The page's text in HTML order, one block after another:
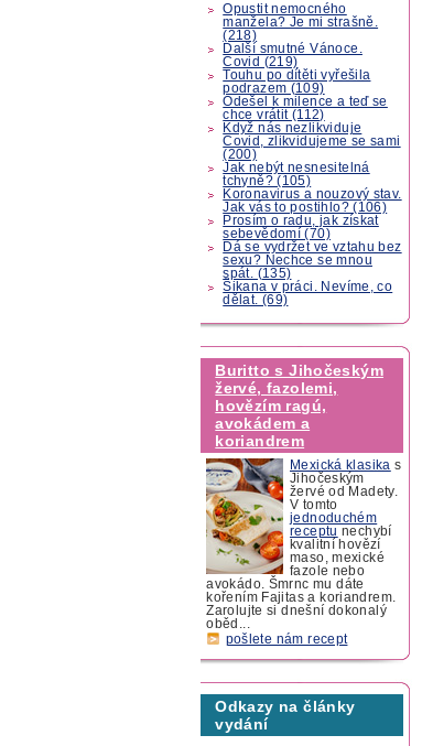
Opustit nemocného
manžela? Je mi strašně.
(218)
Další smutné Vánoce.
Covid (219)
Touhu po dítěti vyřešila
podrazem (109)
Odešel k milence a teď se
chce vrátit (112)
Když nás nezlikviduje
Covid, zlikvidujeme se sami
(200)
Jak nebýt nesnesitelná
tchyně? (105)
Koronavirus a nouzový stav.
Jak vás to postihlo? (106)
Prosím o radu, jak získat
sebevědomí (70)
Dá se vydržet ve vztahu bez
sexu? Nechce se mnou
spát. (135)
Šikana v práci. Nevíme, co
dělat. (69)
Buritto s Jihočeským
žervé, fazolemi,
hovězím ragú,
avokádem a
koriandrem
Mexická klasika s
Jihočeským
žervé od Madety.
V tomto
jednoduchém
receptu nechybí
kvalitní hovězí
maso, mexické
fazole nebo
avokádo. Šmrnc mu dáte
kořením Fajitas a koriandrem.
Zarolujte si dnešní dokonalý
oběd...
pošlete nám recept
Odkazy na články
vydání